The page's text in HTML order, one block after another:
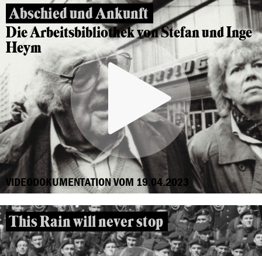
Abschied und Ankunft
Die Arbeitsbibliothek von Stefan und Inge
Heym
VIDEODOKUMENTATION VOM 19.04.2023
This Rain will never stop